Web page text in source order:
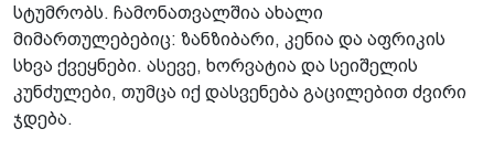
სტუმრობს. ჩამონათვალშია ახალი
მიმართულებებიც: ზანზიბარი, კენია და აფრიკის
სხვა ქვეყნები. ასევე, ხორვატია და სეიშელის
კუნძულები, თუმცა იქ დასვენება გაცილებით ძვირი
ჯდება.